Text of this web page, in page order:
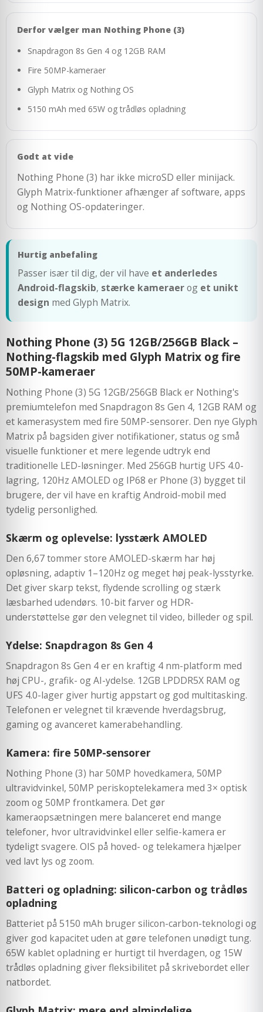
Derfor vælger man Nothing Phone (3)
Snapdragon 8s Gen 4 og 12GB RAM
Fire 50MP-kameraer
Glyph Matrix og Nothing OS
5150 mAh med 65W og trådløs opladning
Godt at vide
Nothing Phone (3) har ikke microSD eller minijack.
Glyph Matrix-funktioner afhænger af software, apps
og Nothing OS-opdateringer.
Hurtig anbefaling
Passer især til dig, der vil have et anderledes
Android-flagskib, stærke kameraerog et unikt
design med Glyph Matrix.
Nothing Phone (3) 5G 12GB/256GB Black –
Nothing-flagskib med Glyph Matrix og fire
50MP-kameraer
Nothing Phone (3) 5G 12GB/256GB Black er Nothing's
premiumtelefon med Snapdragon 8s Gen 4, 12GB RAM og
et kamerasystem med fire 50MP-sensorer. Den nye Glyph
Matrix på bagsiden giver notifikationer, status og små
visuelle funktioner et mere legende udtryk end
traditionelle LED-løsninger. Med 256GB hurtig UFS 4.0-
lagring, 120Hz AMOLED og IP68 er Phone (3) bygget til
brugere, der vil have en kraftig Android-mobil med
tydelig personlighed.
Skærm og oplevelse: lysstærk AMOLED
Den 6,67 tommer store AMOLED-skærm har høj
opløsning, adaptiv 1–120Hz og meget høj peak-lysstyrke.
Det giver skarp tekst, flydende scrolling og stærk
læsbarhed udendørs. 10-bit farver og HDR-
understøttelse gør den velegnet til video, billeder og spil.
Ydelse: Snapdragon 8s Gen 4
Snapdragon 8s Gen 4 er en kraftig 4 nm-platform med
høj CPU-, grafik- og AI-ydelse. 12GB LPDDR5X RAM og
UFS 4.0-lager giver hurtig appstart og god multitasking.
Telefonen er velegnet til krævende hverdagsbrug,
gaming og avanceret kamerabehandling.
Kamera: fire 50MP-sensorer
Nothing Phone (3) har 50MP hovedkamera, 50MP
ultravidvinkel, 50MP periskoptelekamera med 3× optisk
zoom og 50MP frontkamera. Det gør
kameraopsætningen mere balanceret end mange
telefoner, hvor ultravidvinkel eller selfie-kamera er
tydeligt svagere. OIS på hoved- og telekamera hjælper
ved lavt lys og zoom.
Batteri og opladning: silicon-carbon og trådløs
opladning
Batteriet på 5150 mAh bruger silicon-carbon-teknologi og
giver god kapacitet uden at gøre telefonen unødigt tung.
65W kablet opladning er hurtigt til hverdagen, og 15W
trådløs opladning giver fleksibilitet på skrivebordet eller
natbordet.